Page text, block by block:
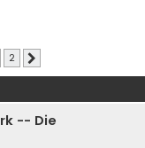
2
-- Die